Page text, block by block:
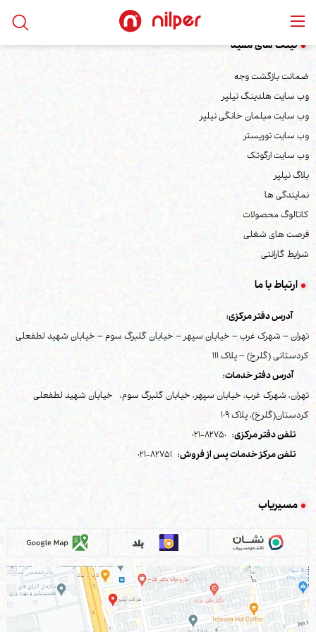
لینک های مفید
ضمانت بازگشت وجه
وب سایت هلدینگ نیلپر
وب سایت مبلمان خانگی نیلپر
وب سایت توریستر
وب سایت ارگوتک
بلاگ نیلپر
نمایندگی ها
کاتالوگ محصولات
فرصت های شغلی
شرایط گارانتی
ارتباط با ما
آدرس دفتر مرکزی:
تهران – شهرک غرب – خیابان سپهر – خیابان گلبرگ سوم – خیابان شهید لطفعلی
کردستانی (گلرخ) – پلاک 111
آدرس دفتر خدمات:
تهران، شهرک غرب، خیابان سپهر، خیابان گلبرگ سوم، خیابان شهید لطفعلی
کردستان(گلرخ)، پلاک 109
تلفن دفتر مرکزی: 82750-021
تلفن مرکز خدمات پس از فروش: 82751-021
مسیریاب